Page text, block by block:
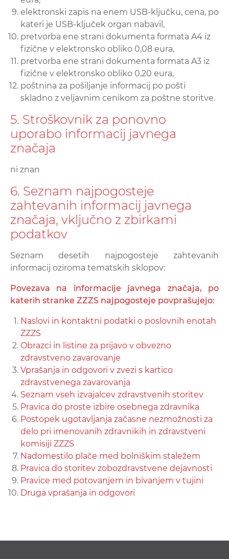
elektronski zapis na enem USB-ključku, cena, po
kateri je USB-ključek organ nabavil,
pretvorba ene strani dokumenta formata A4 iz
fizične v elektronsko obliko 0,08 eura,
pretvorba ene strani dokumenta formata A3 iz
fizične v elektronsko obliko 0,20 eura,
poštnina za pošiljanje informacij po pošti
skladno z veljavnim cenikom za poštne storitve.
5. Stroškovnik za ponovno
uporabo informacij javnega
značaja
ni znan
6. Seznam najpogosteje
zahtevanih informacij javnega
značaja, vključno z zbirkami
podatkov
Seznam desetih najpogosteje zahtevanih
informacij oziroma tematskih sklopov:
Povezava na informacije javnega značaja, po
katerih stranke ZZZS najpogosteje povprašujejo:
Naslovi in kontaktni podatki o poslovnih enotah
ZZZS
Obrazci in listine za prijavo v obvezno
zdravstveno zavarovanje
Vprašanja in odgovori v zvezi s kartico
zdravstvenega zavarovanja
Seznam vseh izvajalcev zdravstvenih storitev
Pravica do proste izbire osebnega zdravnika
Postopek ugotavljanja začasne nezmožnosti za
delo pri imenovanih zdravnikih in zdravstveni
komisiji ZZZS
Nadomestilo plače med bolniškim staležem
Pravica do storitev zobozdravstvene dejavnosti
Pravice med potovanjem in bivanjem v tujini
Druga vprašanja in odgovori